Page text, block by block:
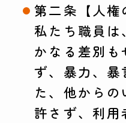
第二条【人権
私たち職員は
かなる差別も
ず、暴力、暴
た、他からの
許さず、利用